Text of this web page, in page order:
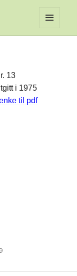
MENY
13
i 1975
til pdf